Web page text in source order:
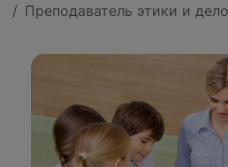
Преподаватель этики и